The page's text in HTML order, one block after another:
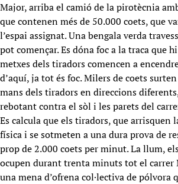
Major, arriba el camió de la pirotècnia
que contenen més de 50.000 coets, que
l’espai assignat. Una bengala verda
pot començar. Es dóna foc a la traca que
metxes dels tiradors comencen a
d’aquí, ja tot és foc. Milers de coets
mans dels tiradors en direccions
rebotant contra el sòl i les parets del
Es calcula que els tiradors, que arrisquen
física i se sotmeten a una dura prova de
prop de 2.000 coets per minut. La llum,
ocupen durant trenta minuts tot el carrer
una mena d’ofrena col·lectiva de pólvora